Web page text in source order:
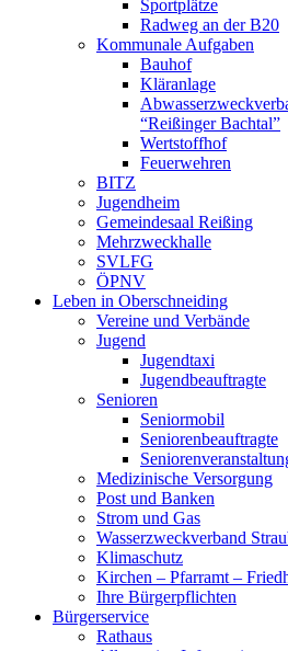
Sportplätze
Radweg an der B20
Kommunale Aufgaben
Bauhof
Kläranlage
“Reißinger Bachtal”
Wertstoffhof
Feuerwehren
BITZ
Jugendheim
Gemeindesaal Reißing
Mehrzweckhalle
SVLFG
ÖPNV
Leben in Oberschneiding
Vereine und Verbände
Jugend
Jugendtaxi
Jugendbeauftragte
Senioren
Seniormobil
Seniorenbeauftragte
Medizinische Versorgung
Post und Banken
Strom und Gas
Wasserzweckverband
Klimaschutz
Kirchen – Pfarramt –
Ihre Bürgerpflichten
Bürgerservice
Rathaus